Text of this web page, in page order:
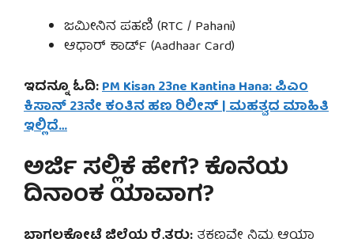
ಜಮೀನಿನ ಪಹಣಿ (RTC / Pahani)
ಆಧಾರ್ ಕಾರ್ಡ್ (Aadhaar Card)
ಇದನ್ನೂ ಓದಿ:PM Kisan 23ne Kantina Hana: ಪಿಎಂ
ಕಿಸಾನ್ 23ನೇ ಕಂತಿನ ಹಣ ರಿಲೀಸ್ | ಮಹತ್ವದ ಮಾಹಿತಿ
ಇಲ್ಲಿದೆ…
ಅರ್ಜಿ ಸಲ್ಲಿಕೆ ಹೇಗೆ? ಕೊನೆಯ
ದಿನಾಂಕ ಯಾವಾಗ?